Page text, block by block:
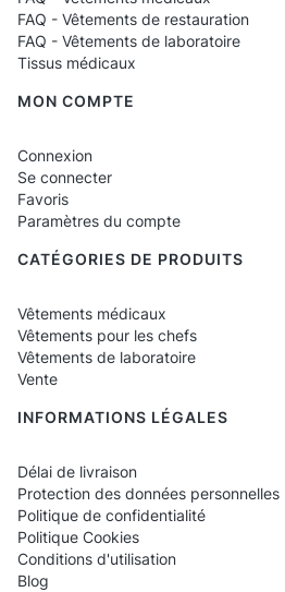
FAQ - Vêtements de restauration
FAQ - Vêtements de laboratoire
Tissus médicaux
MON COMPTE
Connexion
Se connecter
Favoris
Paramètres du compte
CATÉGORIES DE PRODUITS
Vêtements médicaux
Vêtements pour les chefs
Vêtements de laboratoire
Vente
INFORMATIONS LÉGALES
Délai de livraison
Protection des données personnelles
Politique de confidentialité
Politique Cookies
Conditions d'utilisation
Blog